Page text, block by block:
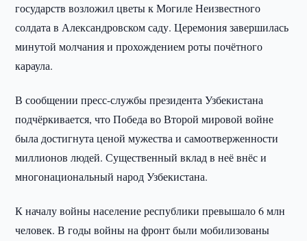
государств возложил цветы к Могиле Неизвестного
солдата в Александровском саду. Церемония завершилась
минутой молчания и прохождением роты почётного
караула.
В сообщении пресс-службы президента Узбекистана
подчёркивается, что Победа во Второй мировой войне
была достигнута ценой мужества и самоотверженности
миллионов людей. Существенный вклад в неё внёс и
многонациональный народ Узбекистана.
К началу войны население республики превышало 6 млн
человек. В годы войны на фронт были мобилизованы